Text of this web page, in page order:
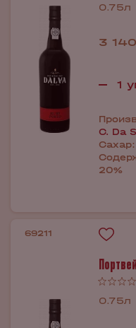
0.75л
3
C. Da
Сахар:
20%
69211
0.75л